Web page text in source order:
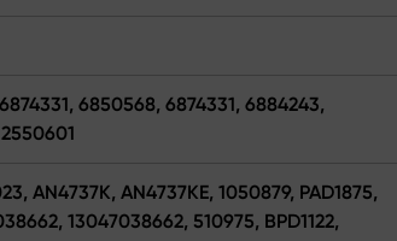
6850568, 6874331, 6884243,
2550601
AN4737K, AN4737KE, 1050879, PAD1875,
13047038662, 510975, BPD1122,